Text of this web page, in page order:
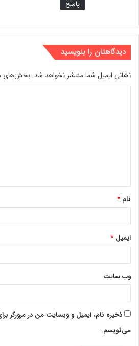
پاسخ
دیدگاهتان را بنویسید
نشانی ایمیل شما منتشر نخواهد شد. بخش‌های
نام *
ایمیل *
وب‌ سایت
ذخیره نام، ایمیل و وبسایت من در مرورگر
می‌نویسم.